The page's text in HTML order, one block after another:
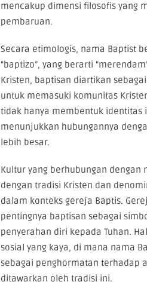
mencakup dimensi filosofis yang
pembaruan.
Secara etimologis, nama Baptist
“baptizo”, yang berarti
Kristen, baptisan diartikan
untuk memasuki komunitas
tidak hanya membentuk identitas
menunjukkan hubungannya
lebih besar.
Kultur yang berhubungan
dengan tradisi Kristen dan
dalam konteks gereja Baptis.
pentingnya baptisan sebagai
penyerahan diri kepada Tuhan.
sosial yang kaya, di mana nama
sebagai penghormatan terhadap
ditawarkan oleh tradisi ini.